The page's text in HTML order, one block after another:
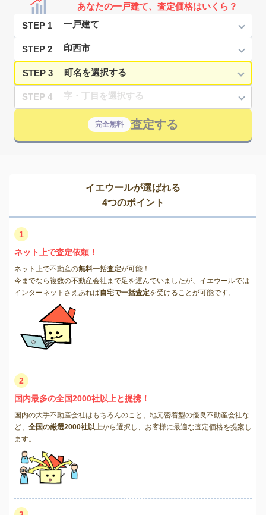
あなたの一戸建て、査定価格はいくら？
STEP 1
STEP 2
STEP 3
STEP 4
完全無料 査定する
イエウールが選ばれる
4つのポイント
1
ネット上で査定依頼！
ネット上で不動産の無料一括査定が可能！
今までなら複数の不動産会社まで足を運んでいましたが、イエウールでは
インターネットさえあれば自宅で一括査定を受けることが可能です。
2
国内最多の全国2000社以上と提携！
国内の大手不動産会社はもちろんのこと、地元密着型の優良不動産会社な
ど、 全国の厳選2000社以上から選択し、お客様に最適な査定価格を提案し
ます。